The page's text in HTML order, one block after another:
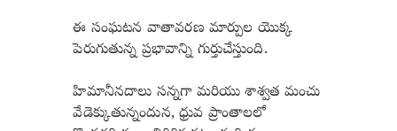
ఈ సంఘటన వాతావరణ మార్పుల యొక్క
పెరుగుతున్న ప్రభావాన్ని గుర్తుచేస్తుంది.
హిమానీనదాలు సన్నగా మరియు శాశ్వత మంచు
వేడెక్కుతున్నందున, ధ్రువ ప్రాంతాలలో